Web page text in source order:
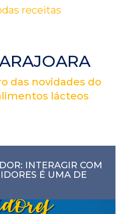
receitas
das novidades do
lácteos
INTERAGIR COM
É UMA DE